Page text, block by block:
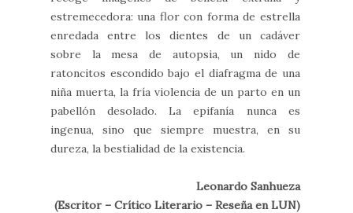
estremecedora: una flor con forma de estrella
enredada entre los dientes de un cadáver
sobre la mesa de autopsia, un nido de
ratoncitos escondido bajo el diafragma de una
niña muerta, la fría violencia de un parto en un
pabellón desolado. La epifanía nunca es
ingenua, sino que siempre muestra, en su
dureza, la bestialidad de la existencia.
Leonardo Sanhueza
(Escritor – Crítico Literario – Reseña en LUN)